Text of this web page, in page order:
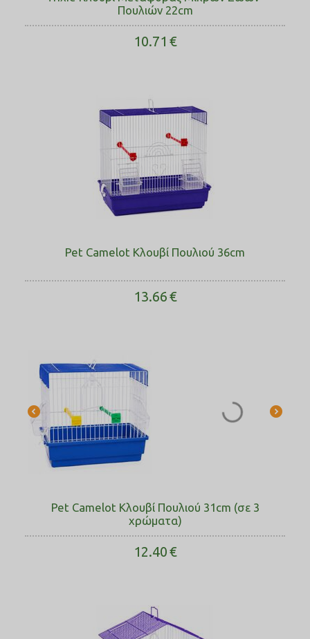
Πουλιών 22cm
10.71 €
Pet Camelot Κλουβί Πουλιού 36cm
13.66€
Pet Camelot Κλουβί Πουλιού 31cm (σε 3
χρώματα)
12.40€